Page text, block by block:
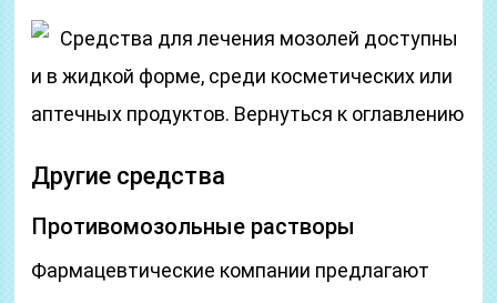
Средства для лечения мозолей доступны
и в жидкой форме, среди косметических или
аптечных продуктов. Вернуться к оглавлению
Другие средства
Противомозольные растворы
Фармацевтические компании предлагают